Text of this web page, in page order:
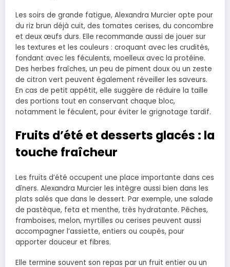
Les soirs de grande fatigue, Alexandra Murcier opte pour
du riz brun déjà cuit, des tomates cerises, du concombre
et deux œufs durs. Elle recommande aussi de jouer sur
les textures et les couleurs : croquant avec les crudités,
fondant avec les féculents, moelleux avec la protéine.
Des herbes fraîches, un peu de piment doux ou un zeste
de citron vert peuvent également réveiller les saveurs.
En cas de petit appétit, elle suggère de réduire la taille
des portions tout en conservant chaque bloc,
notamment le féculent, pour éviter le grignotage tardif.
Fruits d’été et desserts glacés : la
touche fraîcheur
Les fruits d’été occupent une place importante dans ces
dîners. Alexandra Murcier les intègre aussi bien dans les
plats salés que dans le dessert. Par exemple, une salade
de pastèque, feta et menthe, très hydratante. Pêches,
framboises, melon, myrtilles ou cerises peuvent aussi
accompagner l’assiette, entiers ou coupés, pour
apporter douceur et fibres.
Elle termine souvent son repas par un fruit entier ou un